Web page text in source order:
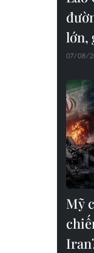
lớn,
07/08/
Mỹ